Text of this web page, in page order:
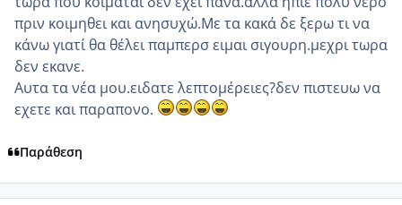
πριν κοιμηθει και ανησυχώ.Με τα κακά δε ξερω τι να
κάνω γιατί θα θέλει παμπερσ ειμαι σιγουρη.μεχρι τωρα
δεν εκανε.
Αυτα τα νέα μου.ειδατε λεπτομέρειες?δεν πιστευω να
εχετε και παραπονο.
Παράθεση